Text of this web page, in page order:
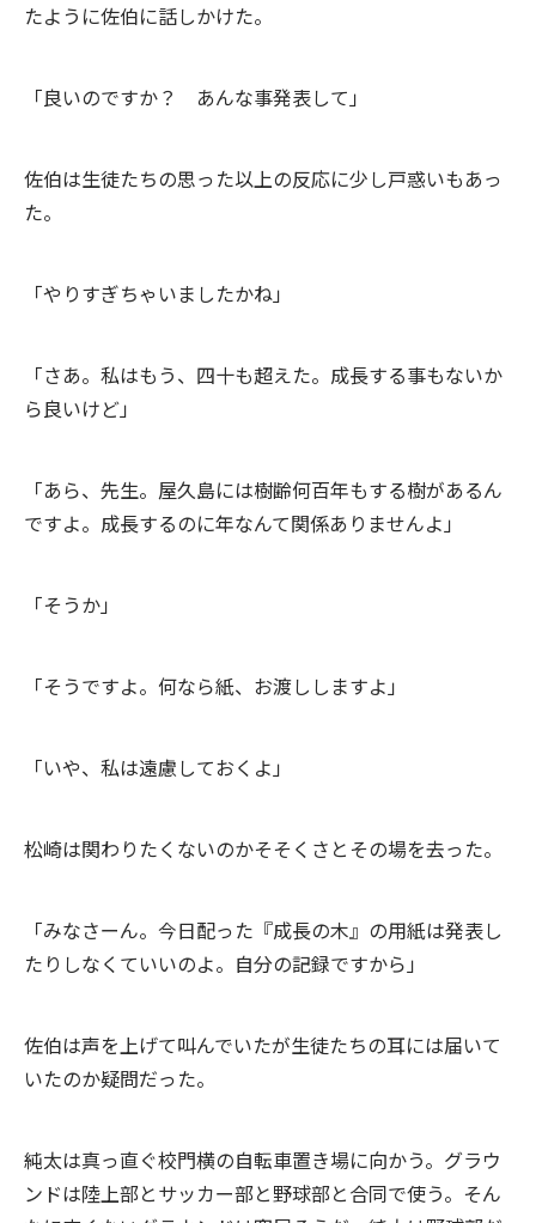
たように佐伯に話しかけた。
「良いのですか？ あんな事発表して」
佐伯は生徒たちの思った以上の反応に少し戸惑いもあっ
た。
「やりすぎちゃいましたかね」
「さあ。私はもう、四十も超えた。成長する事もないか
ら良いけど」
「あら、先生。屋久島には樹齢何百年もする樹があるん
ですよ。成長するのに年なんて関係ありませんよ」
「そうか」
「そうですよ。何なら紙、お渡ししますよ」
「いや、私は遠慮しておくよ」
松崎は関わりたくないのかそそくさとその場を去った。
「みなさーん。今日配った『成長の木』の用紙は発表し
たりしなくていいのよ。自分の記録ですから」
佐伯は声を上げて叫んでいたが生徒たちの耳には届いて
いたのか疑問だった。
純太は真っ直ぐ校門横の自転車置き場に向かう。グラウ
ンドは陸上部とサッカー部と野球部と合同で使う。そん